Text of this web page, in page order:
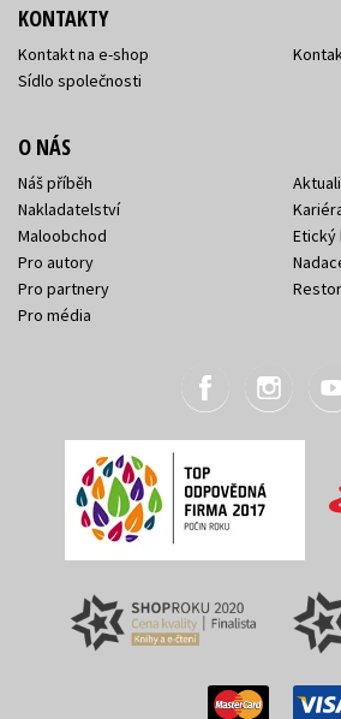
KONTAKTY
Kontakt na e-shop
Sídlo společnosti
O NÁS
Náš příběh
Nakladatelství
Maloobchod
Pro autory
Pro partnery
Pro média
Etický